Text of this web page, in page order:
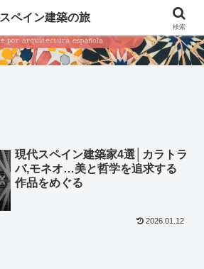
現代スペイン建築家4選│カラトラ
バ,モネオ…美と哲学を追求する
作品をめぐる
2026.01.12
スペイン建築の旅
検索